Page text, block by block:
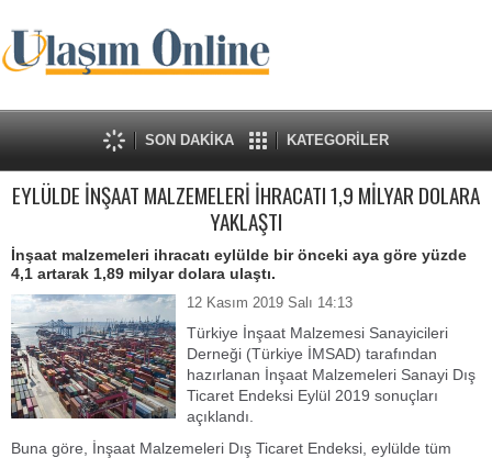
SON DAKİKA KATEGORİLER
EYLÜLDE İNŞAAT MALZEMELERİ İHRACATI 1,9 MİLYAR DOLARA
YAKLAŞTI
İnşaat malzemeleri ihracatı eylülde bir önceki aya göre yüzde
4,1 artarak 1,89 milyar dolara ulaştı.
12 Kasım 2019 Salı 14:13
Türkiye İnşaat Malzemesi Sanayicileri
Derneği (Türkiye İMSAD) tarafından
hazırlanan İnşaat Malzemeleri Sanayi Dış
Ticaret Endeksi Eylül 2019 sonuçları
açıklandı.
Buna göre, İnşaat Malzemeleri Dış Ticaret Endeksi, eylülde tüm